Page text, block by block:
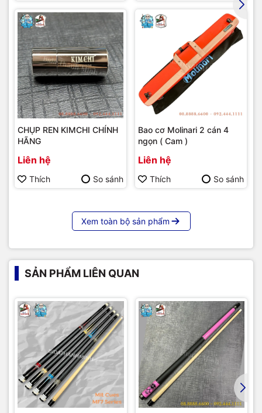
CHỤP REN KIMCHI CHÍNH
HÃNG
Liên hệ
Thích So sánh
Bao cơ Molinari 2 cán 4
ngọn ( Cam )
Liên hệ
Thích So sánh
Xem toàn bộ sản phẩm
SẢN PHẨM LIÊN QUAN